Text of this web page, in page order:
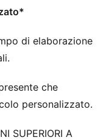
di elaborazione
che
personalizzato.
SUPERIORI A